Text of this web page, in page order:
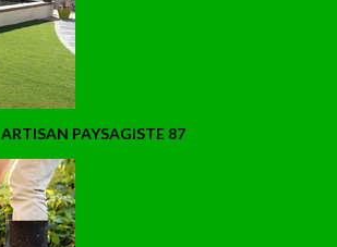
ARTISAN PAYSAGISTE 87